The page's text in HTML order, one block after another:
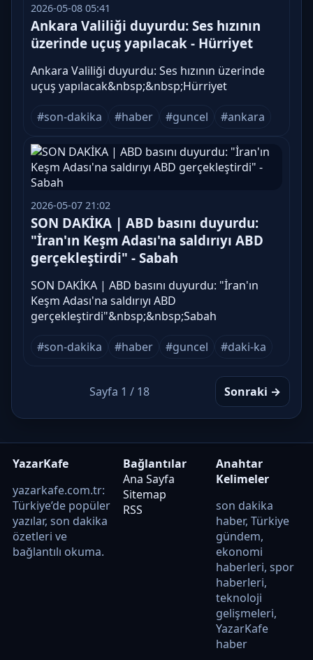
2026-05-08 05:41
Ankara Valiliği duyurdu: Ses hızının
üzerinde uçuş yapılacak - Hürriyet
Ankara Valiliği duyurdu: Ses hızının üzerinde
uçuş yapılacak&nbsp;&nbsp;Hürriyet
#son-dakika
#haber #guncel #ankara
2026-05-07 21:02
SON DAKİKA | ABD basını duyurdu:
"İran'ın Keşm Adası'na saldırıyı ABD
gerçekleştirdi" - Sabah
SON DAKİKA | ABD basını duyurdu: "İran'ın
Keşm Adası'na saldırıyı ABD
gerçekleştirdi"&nbsp;&nbsp;Sabah
#son-dakika
#haber #guncel #daki-ka
Sayfa 1 / 18 Sonraki →
YazarKafe
yazarkafe.com.tr:
Türkiye’de popüler
yazılar, son dakika
özetleri ve
bağlantılı okuma.
Bağlantılar
Ana Sayfa
Sitemap
RSS
Anahtar
Kelimeler
son dakika
haber, Türkiye
gündem,
ekonomi
haberleri, spor
haberleri,
teknoloji
gelişmeleri,
YazarKafe
haber